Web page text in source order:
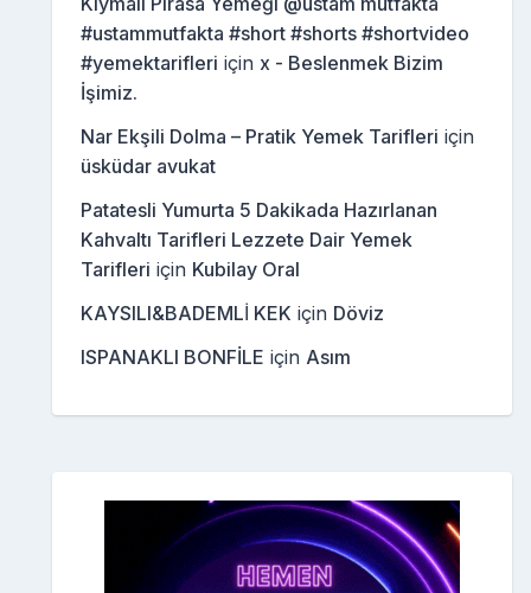
#ustammutfakta #short #shorts #shortvideo
#yemektarifleri için x - Beslenmek Bizim
İşimiz.
Nar Ekşili Dolma – Pratik Yemek Tarifleri için
üsküdar avukat
Patatesli Yumurta 5 Dakikada Hazırlanan
Kahvaltı Tarifleri Lezzete Dair Yemek
Tarifleri için Kubilay Oral
KAYSILI&BADEMLİ KEK için Döviz
ISPANAKLI BONFİLE için Asım